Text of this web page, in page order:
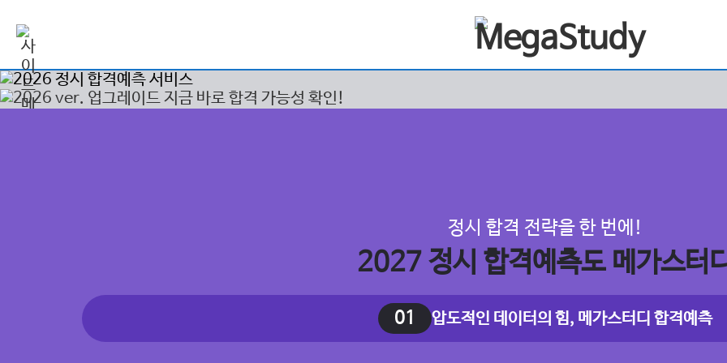
정시 합격 전략을 한 번에!
2027 정시 합격예측도 메가스터
01 압도적인 데이터의 힘, 메가스터디 합격예측